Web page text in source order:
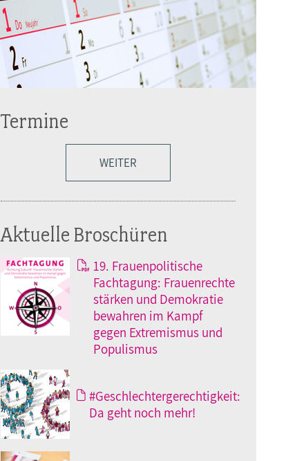
Termine
WEITER
Aktuelle Broschüren
19. Frauenpolitische
Fachtagung: Frauenrechte
stärken und Demokratie
bewahren im Kampf
gegen Extremismus und
Populismus
#Geschlechtergerechtigkeit:
Da geht noch mehr!